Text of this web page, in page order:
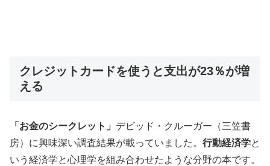
クレジットカードを使うと支出が23％が増
える
「お金のシークレット」 デビッド・クルーガー（三笠書
房）に興味深い調査結果が載っていました。 行動経済学と
いう経済学と心理学を組み合わせたような分野の本です。